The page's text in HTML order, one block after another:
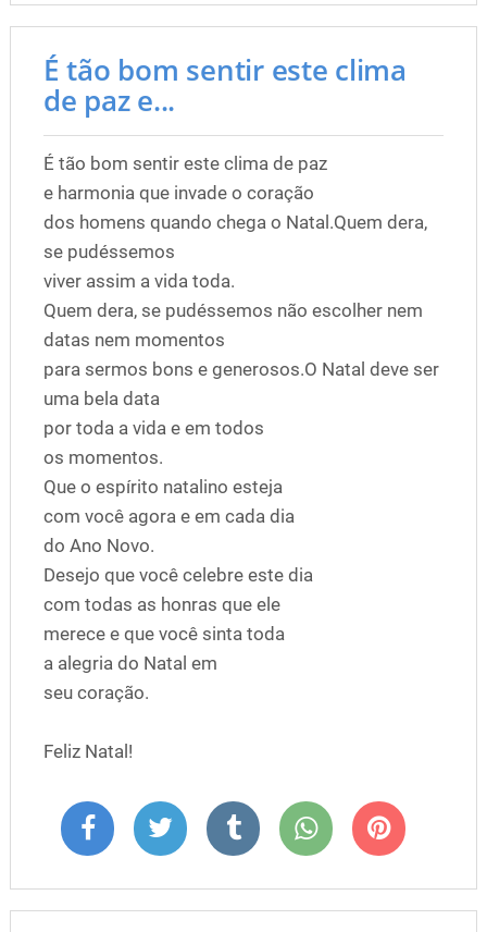
É tão bom sentir este clima
de paz e...
É tão bom sentir este clima de paz
e harmonia que invade o coração
dos homens quando chega o Natal.Quem dera,
se pudéssemos
viver assim a vida toda.
Quem dera, se pudéssemos não escolher nem
datas nem momentos
para sermos bons e generosos.O Natal deve ser
uma bela data
por toda a vida e em todos
os momentos.
Que o espírito natalino esteja
com você agora e em cada dia
do Ano Novo.
Desejo que você celebre este dia
com todas as honras que ele
merece e que você sinta toda
a alegria do Natal em
seu coração.
Feliz Natal!